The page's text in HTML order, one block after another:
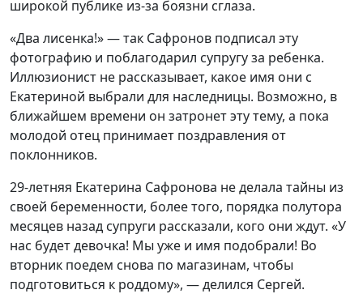
широкой публике из-за боязни сглаза.
«Два лисенка!» — так Сафронов подписал эту
фотографию и поблагодарил супругу за ребенка.
Иллюзионист не рассказывает, какое имя они с
Екатериной выбрали для наследницы. Возможно, в
ближайшем времени он затронет эту тему, а пока
молодой отец принимает поздравления от
поклонников.
29-летняя Екатерина Сафронова не делала тайны из
своей беременности, более того, порядка полутора
месяцев назад супруги рассказали, кого они ждут. «У
нас будет девочка! Мы уже и имя подобрали! Во
вторник поедем снова по магазинам, чтобы
подготовиться к роддому», — делился Сергей.